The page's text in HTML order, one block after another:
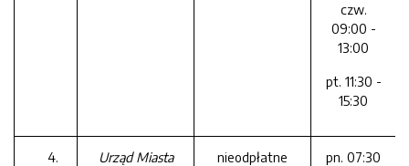
czw.
09:00 -
13:00
pt. 11:30 -
15:30
Urząd Miasta
nieodpłatne
pn. 07:30